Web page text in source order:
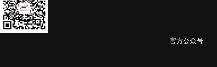
官方公众号